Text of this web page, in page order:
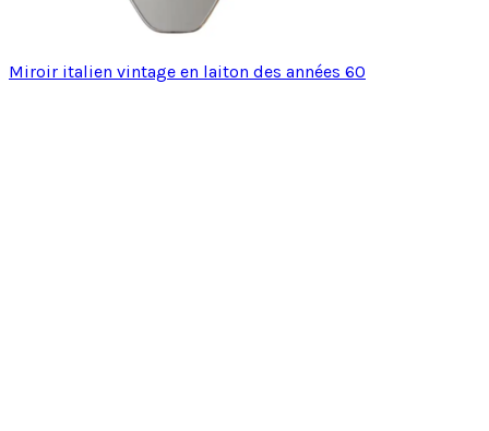
Miroir italien vintage en laiton des années 60